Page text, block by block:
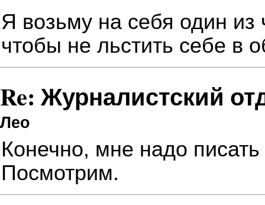
Я возьму на себя один из
чтобы не льстить себе в
Re: Журналистский
Лео
Конечно, мне надо
Посмотрим.